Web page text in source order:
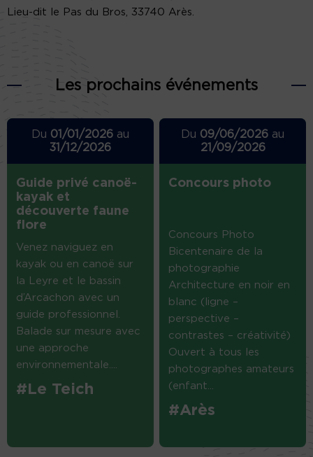
Lieu-dit le Pas du Bros, 33740 Arès.
Les prochains événements
Du 01/01/2026au
31/12/2026
Guide privé canoë-
kayak et
découverte faune
flore
Venez naviguez en
kayak ou en canoë sur
la Leyre et le bassin
d’Arcachon avec un
guide professionnel.
Balade sur mesure avec
une approche
environnementale....
#Le Teich
Du 09/06/2026 au
21/09/2026
Concours photo
Concours Photo
Bicentenaire de la
photographie
Architecture en noir en
blanc (ligne –
perspective –
contrastes – créativité)
Ouvert à tous les
photographes amateurs
(enfant...
#Arès